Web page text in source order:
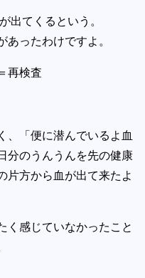
出てくるという。
あったわけですよ。
再検査
、「便に潜んでいるよ血
分のうんうんを先の健康
片方から血が出て来たよ
く感じていなかったこと